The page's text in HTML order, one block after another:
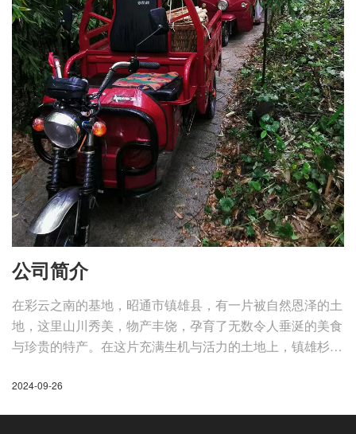
公司简介
在彩云之南的基地，昭通市镇雄县，有一片被自然恩泽的土
地，这里山川秀美，物产丰饶，孕育了无数令人垂涎的美食
与珍贵的特产。在这片充满生机与活力的土地上，镇雄杉树
年8月10日成立以来，便以其独特的经营理念和高品质的产
2024-09-26